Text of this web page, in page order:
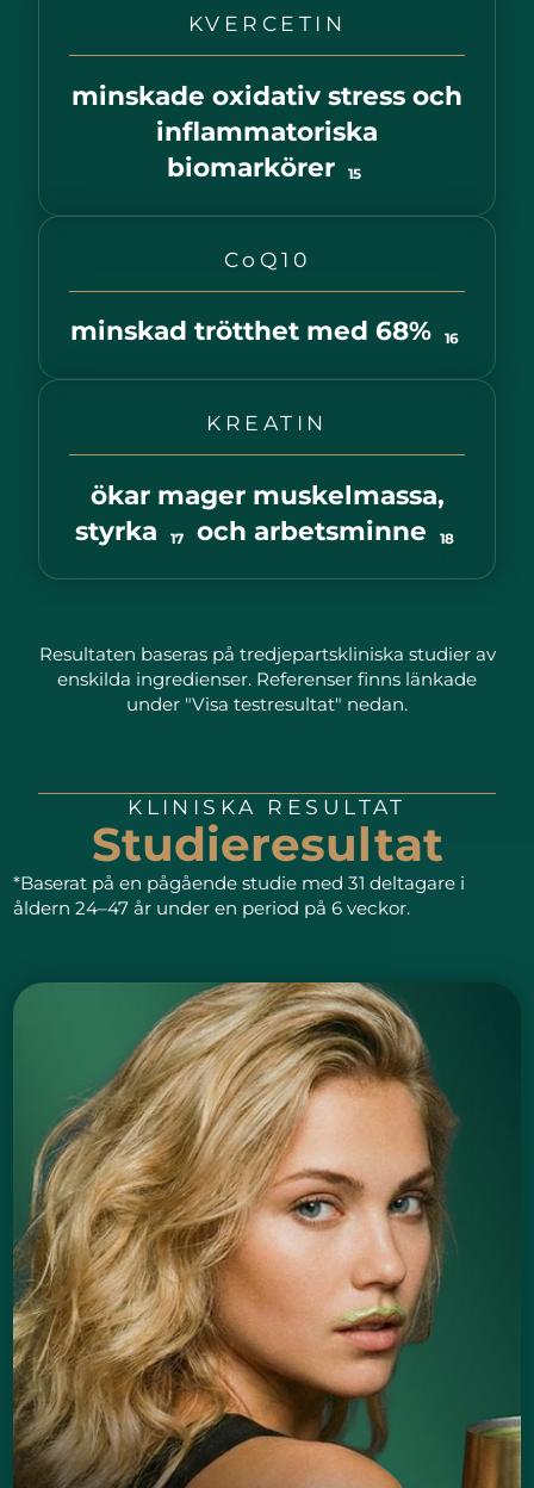
KVERCETIN
minskade oxidativ stress och
inflammatoriska
biomarkörer
15
CoQ10
minskad trötthet med 68% 16
KREATIN
ökar mager muskelmassa,
styrka
17 och arbetsminne 18
Resultaten baseras på tredjepartskliniska studier av
enskilda ingredienser. Referenser finns länkade
under "Visa testresultat" nedan.
KLINISKA RESULTAT
Studieresultat
*Baserat på en pågående studie med 31 deltagare i
åldern 24–47 år under en period på 6 veckor.